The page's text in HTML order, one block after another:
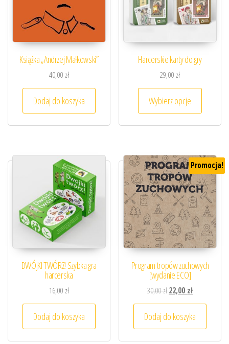
Książka „Andrzej Małkowski”
40,00 zł
Dodaj do koszyka
Harcerskie karty do gry
29,00 zł
Wybierz opcje
Ten
DWÓJKI TWÓRZ! Szybka gra
harcerska
16,00 zł
Dodaj do koszyka
Promocja!
Program tropów zuchowych
[wydanie ECO]
30,00złPierwotna cena
22,00 złAktualna
Dodaj do koszyka